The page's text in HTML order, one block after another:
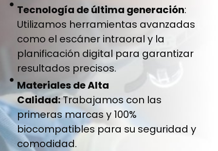
Tecnología de última generación:
Utilizamos herramientas avanzadas
como el escáner intraoral y la
planificación digital para garantizar
resultados precisos.
Materiales de Alta
Calidad:Trabajamos con las
primeras marcas y 100%
biocompatibles para su seguridad y
comodidad.